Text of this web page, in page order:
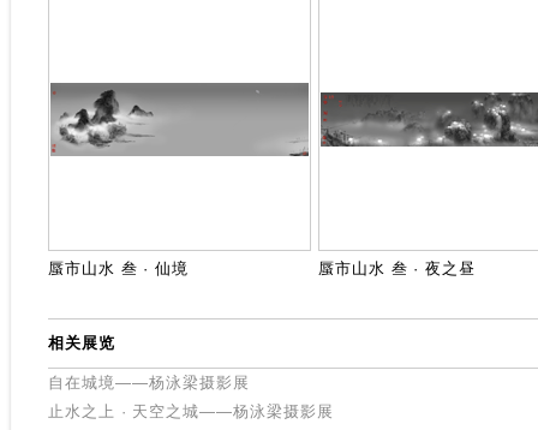
蜃市山水 叁 · 仙境 蜃市山水 叁 · 夜之昼
相关展览
自在城境——杨泳梁摄影展
止水之上 · 天空之城——杨泳梁摄影展